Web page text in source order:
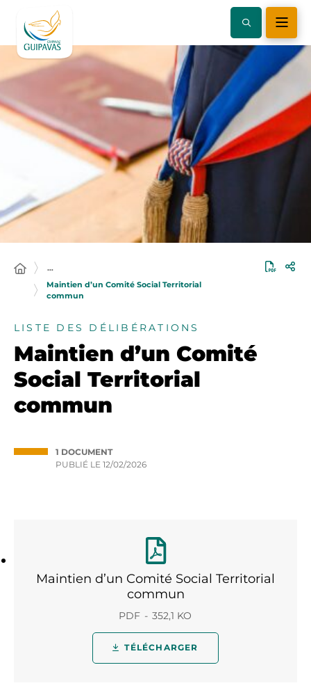
…
Maintien d’un Comité Social Territorial
commun
LISTE DES DÉLIBÉRATIONS
Maintien d’un Comité
Social Territorial
commun
1 DOCUMENT
PUBLIÉ LE 12/02/2026
Maintien d’un Comité Social Territorial
commun
PDF 352,1 KO
TÉLÉCHARGER